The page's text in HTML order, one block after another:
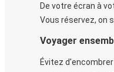
De votre écran à
Vous réservez, on
Voyager
Évitez